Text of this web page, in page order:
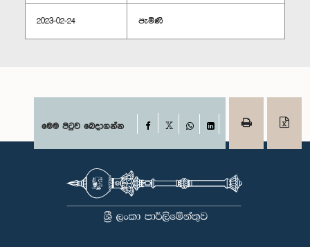
2023-02-24 පැමිණි
මෙම පිටුව බෙදාගන්න Facebook
WhatsAppLinkedIn